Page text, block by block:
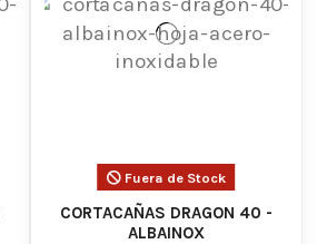
Fuera de Stock
CORTACAÑAS DRAGON 40 -
ALBAINOX